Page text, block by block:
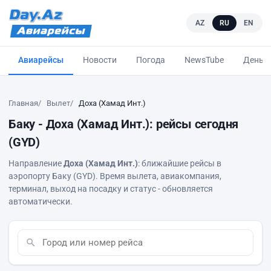
AZ RU EN
Авиарейсы Новости Погода NewsTube
Главная Вылет Доха (Хамад Инт.)
Баку - Доха (Хамад Инт.): рейсы сегодня
(GYD)
НаправлениеДоха (Хамад Инт.): ближайшие рейсы в
аэропорту Баку (GYD). Время вылета, авиакомпания,
терминал, выход на посадку и статус - обновляется
автоматически.